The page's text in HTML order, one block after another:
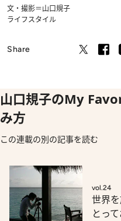
文・撮影＝山口規子
ライフスタイル
Share
山口規子のMy
み方
この連載の別の記事を読む
vol.24
世界
とっ